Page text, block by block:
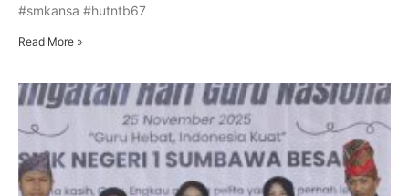
#smkansa #hutntb67
Read More »